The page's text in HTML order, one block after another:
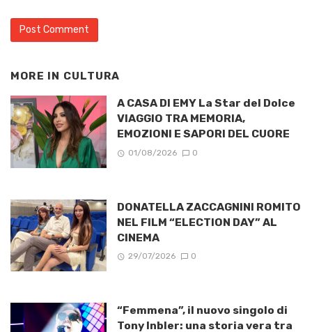
MORE IN CULTURA
A CASA DI EMY La Star del Dolce
VIAGGIO TRA MEMORIA,
EMOZIONI E SAPORI DEL CUORE
01/08/2026 0
DONATELLA ZACCAGNINI ROMITO
NEL FILM “ELECTION DAY” AL
CINEMA
29/07/2026 0
“Femmena”, il nuovo singolo di
Tony Inbler: una storia vera tra